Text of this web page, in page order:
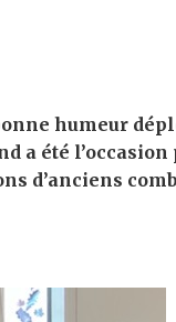
humeur
a été l’occasion
d’anciens